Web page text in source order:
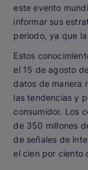
este evento
informar sus
periodo, ya que
Estos
el 15 de agosto
datos de manera
las tendencias y
consumidor. Los
de 350 millones
de señales de
el cien por ciento